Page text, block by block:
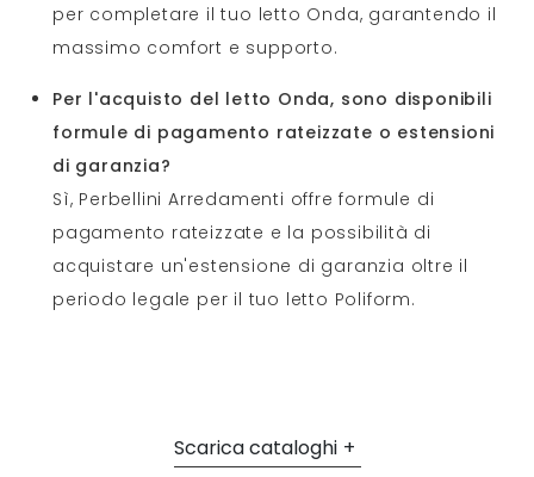
per completare il tuo letto Onda, garantendo il
massimo comfort e supporto.
Per l'acquisto del letto Onda, sono disponibili
formule di pagamento rateizzate o estensioni
di garanzia?
Sì, Perbellini Arredamenti offre formule di
pagamento rateizzate e la possibilità di
acquistare un'estensione di garanzia oltre il
periodo legale per il tuo letto Poliform.
Scarica cataloghi